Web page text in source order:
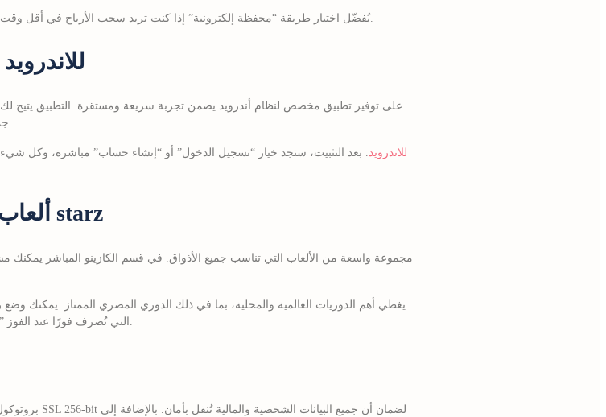
يُفضّل اختيار طريقة “محفظة إلكترونية” إذا كنت تريد سحب الأرباح في أقل وقت ممكن، حيث تُعالج معظم الطلبات خلال دقائق قليلة من تقديمها.
تجربة الموبايل وتطبيق 888starz للاندرويد
جميع الألعاب، إيداع الأموال، وسحب الأرباح من خلال واجهة واحدة.
تنزيل 888starz للاندرويد. بعد التثبيت، ستجد خيار “تسجيل الدخول” أو “إنشاء حساب” مباشرة، وكل شيء
ألعاب الكازينو المباشر والرياضة في 8 starz